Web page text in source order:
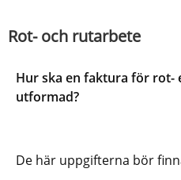
Rot- och rutarbete
Hur ska en faktura för rot-
utformad?
De här uppgifterna bör